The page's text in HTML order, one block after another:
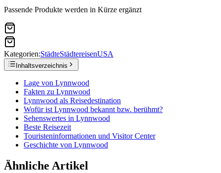
Passende Produkte werden in Kürze ergänzt
Kategorien:StädteStädtereisenUSA
Inhaltsverzeichnis
Lage von Lynnwood
Fakten zu Lynnwood
Lynnwood als Reisedestination
Wofür ist Lynnwood bekannt bzw. berühmt?
Sehenswertes in Lynnwood
Beste Reisezeit
Touristeninformationen und Visitor Center
Geschichte von Lynnwood
Ähnliche Artikel